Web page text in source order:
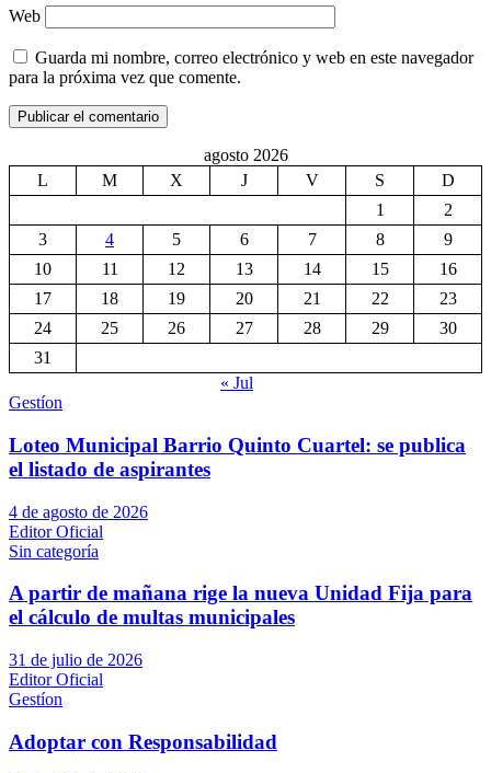
Web
Guarda mi nombre, correo electrónico y web en este navegador
para la próxima vez que comente.
agosto 2026
L
M X J V S
D
1
2
3
4 5 6 7 8
9
10
11 12 13 14 15
16
17
18 19 20 21 22
23
24
25 26 27 28 29
30
31
« Jul
Gestíon
Loteo Municipal Barrio Quinto Cuartel: se publica
el listado de aspirantes
4 de agosto de 2026
Editor Oficial
Sin categoría
A partir de mañana rige la nueva Unidad Fija para
el cálculo de multas municipales
31 de julio de 2026
Editor Oficial
Gestíon
Adoptar con Responsabilidad